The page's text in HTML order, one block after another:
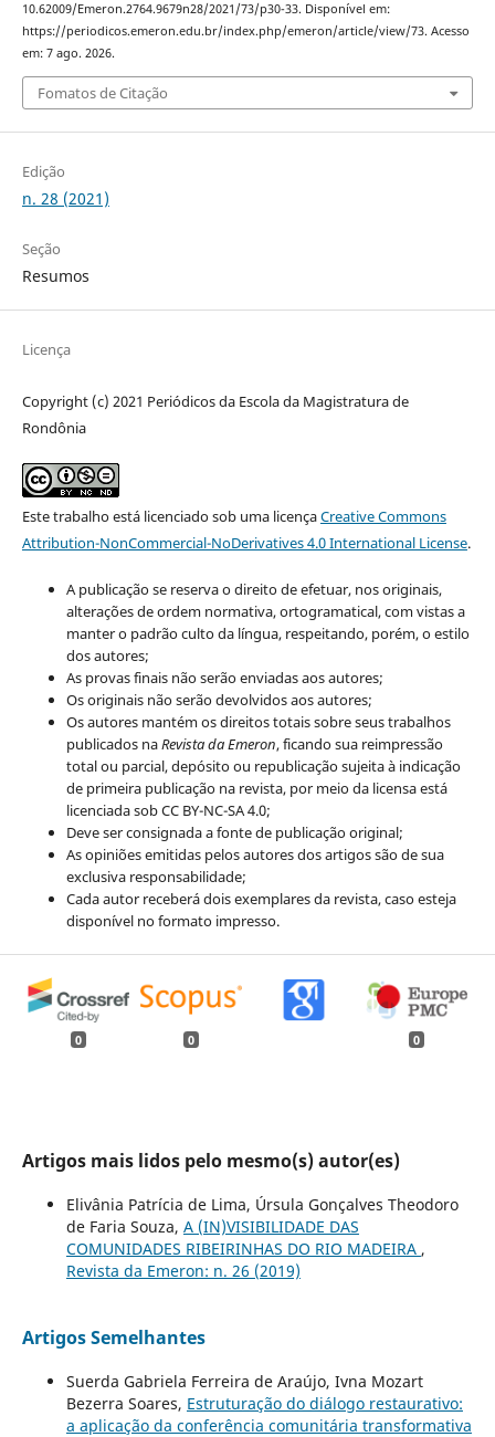
10.62009/Emeron.2764.9679n28/2021/73/p30-33. Disponível em:
https://periodicos.emeron.edu.br/index.php/emeron/article/view/73. Acesso
em: 7 ago. 2026.
Fomatos de Citação
Edição
n. 28 (2021)
Seção
Resumos
Licença
Copyright (c) 2021 Periódicos da Escola da Magistratura de
Rondônia
Este trabalho está licenciado sob uma licençaCreative Commons
Attribution-NonCommercial-NoDerivatives 4.0 International License.
A publicação se reserva o direito de efetuar, nos originais,
alterações de ordem normativa, ortogramatical, com vistas a
manter o padrão culto da língua, respeitando, porém, o estilo
dos autores;
As provas finais não serão enviadas aos autores;
Os originais não serão devolvidos aos autores;
Os autores mantém os direitos totais sobre seus trabalhos
publicados naRevista da Emeron, ficando sua reimpressão
total ou parcial, depósito ou republicação sujeita à indicação
de primeira publicação na revista, por meio da licensa está
licenciada sob CC BY-NC-SA 4.0;
Deve ser consignada a fonte de publicação original;
As opiniões emitidas pelos autores dos artigos são de sua
exclusiva responsabilidade;
Cada autor receberá dois exemplares da revista, caso esteja
disponível no formato impresso.
0 0 0
Artigos mais lidos pelo mesmo(s) autor(es)
Elivânia Patrícia de Lima, Úrsula Gonçalves Theodoro
de Faria Souza, A (IN)VISIBILIDADE DAS
COMUNIDADES RIBEIRINHAS DO RIO MADEIRA ,
Revista da Emeron: n. 26 (2019)
Artigos Semelhantes
Suerda Gabriela Ferreira de Araújo, Ivna Mozart
Bezerra Soares, Estruturação do diálogo restaurativo:
a aplicação da conferência comunitária transformativa